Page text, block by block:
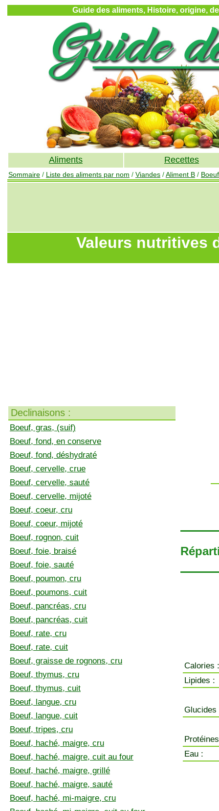
Guide des aliments, Histoire, origine,
Aliments Recettes
Sommaire / Liste des aliments par nom / Viandes /Aliment B / Boeuf
Valeurs nutritives
Declinaisons :
Boeuf, gras, (suif)
Boeuf, fond, en conserve
Boeuf, fond, déshydraté
Boeuf, cervelle, crue
Boeuf, cervelle, sauté
Boeuf, cervelle, mijoté
Boeuf, coeur, cru
Boeuf, coeur, mijoté
Boeuf, rognon, cuit
Boeuf, foie, braisé
Boeuf, foie, sauté
Boeuf, poumon, cru
Boeuf, poumons, cuit
Boeuf, pancréas, cru
Boeuf, pancréas, cuit
Boeuf, rate, cru
Boeuf, rate, cuit
Boeuf, graisse de rognons, cru
Boeuf, thymus, cru
Boeuf, thymus, cuit
Boeuf, langue, cru
Boeuf, langue, cuit
Boeuf, tripes, cru
Boeuf, haché, maigre, cru
Boeuf, haché, maigre, cuit au four
Boeuf, haché, maigre, grillé
Boeuf, haché, maigre, sauté
Boeuf, haché, mi-maigre, cru
Calories :
Lipides :
Glucides
Eau :